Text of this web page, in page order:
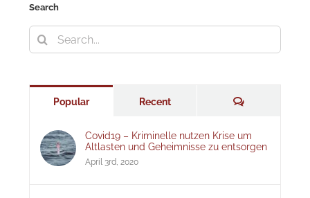
Search
Search
for:
Popular Recent Comments
Covid19 – Kriminelle nutzen Krise um
Altlasten und Geheimnisse zu entsorgen
April 3rd, 2020